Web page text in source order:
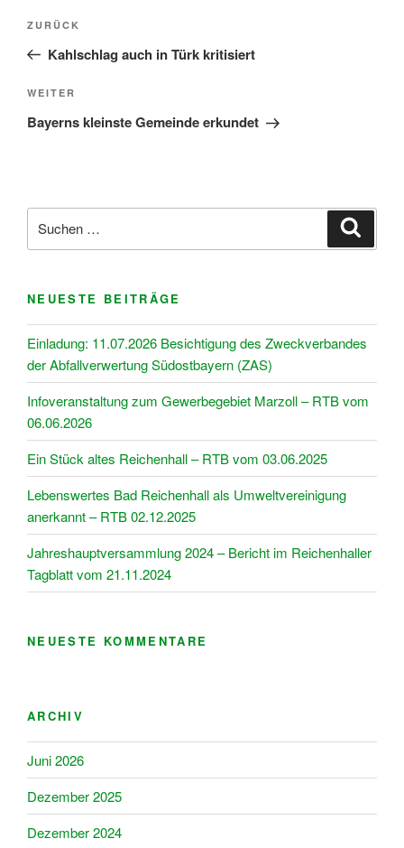
Beitragsnavigation
Vorheriger
Beitrag
ZURÜCK
Kahlschlag auch in Türk kritisiert
Nächster
Beitrag
WEITER
Bayerns kleinste Gemeinde erkundet
nach:
NEUESTE BEITRÄGE
Einladung: 11.07.2026 Besichtigung des Zweckverbandes
der Abfallverwertung Südostbayern (ZAS)
Infoveranstaltung zum Gewerbegebiet Marzoll – RTB vom
06.06.2026
Ein Stück altes Reichenhall – RTB vom 03.06.2025
Lebenswertes Bad Reichenhall als Umweltvereinigung
anerkannt – RTB 02.12.2025
Jahreshauptversammlung 2024 – Bericht im Reichenhaller
Tagblatt vom 21.11.2024
NEUESTE KOMMENTARE
ARCHIV
Juni 2026
Dezember 2025
Dezember 2024